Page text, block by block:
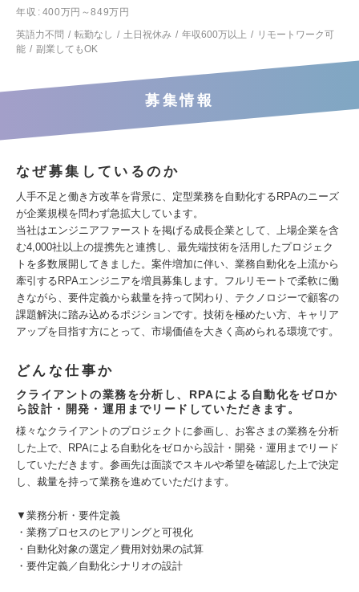
年収
400万円～849万円
英語力不問
転勤なし 土日祝休み 年収600万以上
リモートワーク可
能
副業してもOK
募集情報
なぜ募集しているのか
人手不足と働き方改革を背景に、定型業務を自動化するRPAのニーズ
が企業規模を問わず急拡大しています。
当社はエンジニアファーストを掲げる成長企業として、上場企業を含
む4,000社以上の提携先と連携し、最先端技術を活用したプロジェク
トを多数展開してきました。案件増加に伴い、業務自動化を上流から
牽引するRPAエンジニアを増員募集します。フルリモートで柔軟に働
きながら、要件定義から裁量を持って関わり、テクノロジーで顧客の
課題解決に踏み込めるポジションです。技術を極めたい方、キャリア
アップを目指す方にとって、市場価値を大きく高められる環境です。
どんな仕事か
クライアントの業務を分析し、RPAによる自動化をゼロか
ら設計・開発・運用までリードしていただきます。
様々なクライアントのプロジェクトに参画し、お客さまの業務を分析
した上で、RPAによる自動化をゼロから設計・開発・運用までリード
していただきます。参画先は面談でスキルや希望を確認した上で決定
し、裁量を持って業務を進めていただけます。
▼業務分析・要件定義
・業務プロセスのヒアリングと可視化
・自動化対象の選定／費用対効果の試算
・要件定義／自動化シナリオの設計